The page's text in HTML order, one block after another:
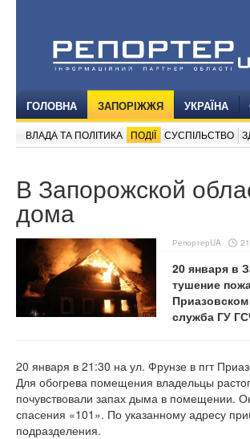
ГОЛОВНА ЗАПОРІЖЖЯ УКРАЇНА
ВЛАДА ТА ПОЛІТИКА ПОДІЇ СУСПІЛЬСТВО
В Запорожской
дома
РепортерUA
20 января в
тушение
служба ГУ
20 января в 21:30 на ул. Фрунзе в пгт
Для обогрева помещения владельцы
почувствовали запах дыма в помещении.
спасения «101». По указанному адресу
подразделения.